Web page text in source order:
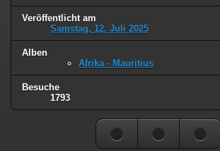
Veröffentlicht am
Samstag, 12. Juli 2025
Alben
Afrika - Mauritius
Besuche
1793